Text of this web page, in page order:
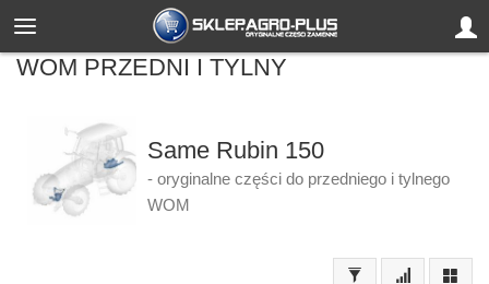
WOM PRZEDNI I TYLNY
Same Rubin 150
- oryginalne części do przedniego i tylnego
WOM